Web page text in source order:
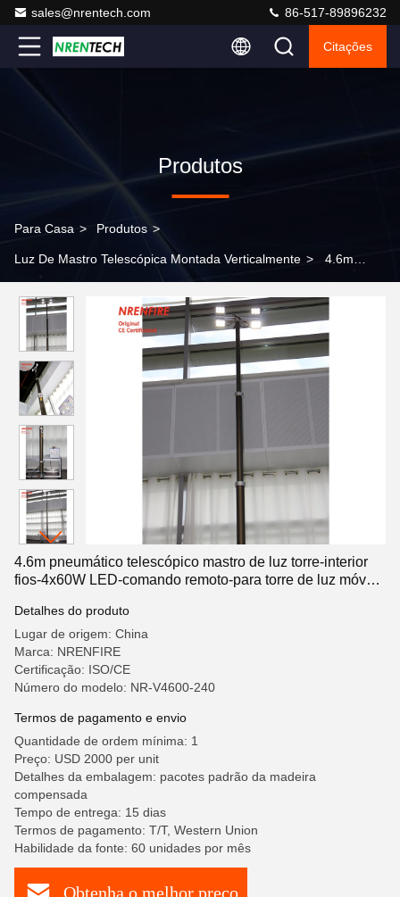
sales@nrentech.com 86-517-89896232
Citações
Produtos
Para Casa > Produtos >
Luz De Mastro Telescópica Montada Verticalmente > 4.6m
LED-comando remoto-para torre de luz móvel ou torre solar
4.6m pneumático telescópico mastro de luz torre-interior
fios-4x60W LED-comando remoto-para torre de luz móvel
Detalhes do produto
Lugar de origem: China
Marca: NRENFIRE
Certificação: ISO/CE
Número do modelo: NR-V4600-240
Termos de pagamento e envio
Quantidade de ordem mínima: 1
Preço: USD 2000 per unit
Detalhes da embalagem: pacotes padrão da madeira
compensada
Tempo de entrega: 15 dias
Termos de pagamento: T/T, Western Union
Habilidade da fonte: 60 unidades por mês
Obtenha o melhor preço